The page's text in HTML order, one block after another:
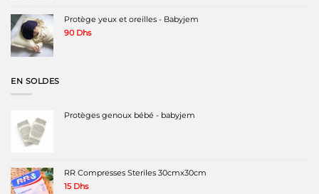
450 Dhs.
390 Dhs.
Protège yeux et oreilles - Babyjem
90 Dhs
EN SOLDES
Protèges genoux bébé - babyjem
RR Compresses Steriles 30cmx30cm
15 Dhs